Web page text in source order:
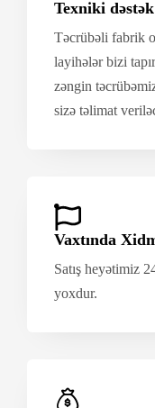
Texniki dəstək
Təcrübəli fabrik
layihələr bizi
zəngin
sizə təlimat
Vaxtında
Satış heyətimiz
yoxdur.